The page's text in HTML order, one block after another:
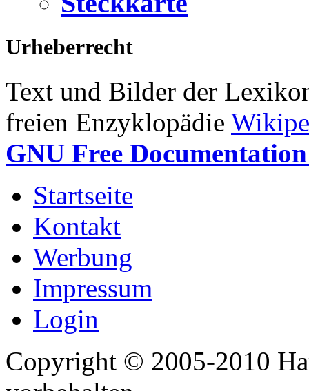
Urheberrecht
Text und Bilder der
freien Enzyklopädie
GNU Free
Startseite
Kontakt
Werbung
Impressum
Login
Copyright © 2005-2010